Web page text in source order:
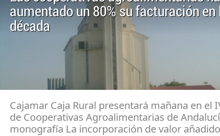
aumentado un 80% su facturación
década
Cajamar Caja Rural presentará mañana en el
de Cooperativas Agroalimentarias de
monografía La incorporación de valor